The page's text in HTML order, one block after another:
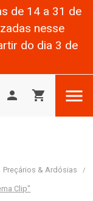
de 14 a 31 de
nesse
do dia 3 de
person shopping_cart 
Preçários & Ardósias
Clip"